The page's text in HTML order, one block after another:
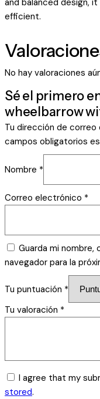
efficient.
No hay valoraciones
Sé el primero
wheelbarrow
Tu dirección de
campos obligatorios
Nombre *
Correo electrónico *
Guarda mi
navegador para la
Tu puntuación *
Tu valoración *
I agree that my
stored.